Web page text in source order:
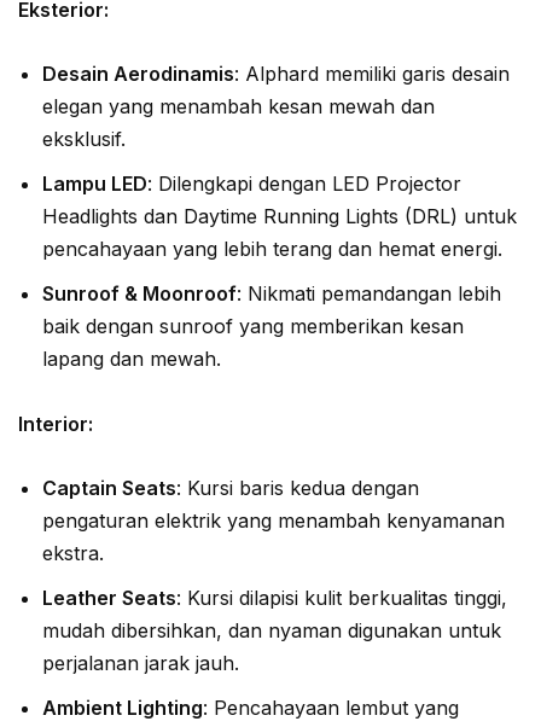
Eksterior:
Desain Aerodinamis: Alphard memiliki garis desain
elegan yang menambah kesan mewah dan
eksklusif.
Lampu LED: Dilengkapi dengan LED Projector
Headlights dan Daytime Running Lights (DRL) untuk
pencahayaan yang lebih terang dan hemat energi.
Sunroof & Moonroof: Nikmati pemandangan lebih
baik dengan sunroof yang memberikan kesan
lapang dan mewah.
Interior:
Captain Seats: Kursi baris kedua dengan
pengaturan elektrik yang menambah kenyamanan
ekstra.
Leather Seats: Kursi dilapisi kulit berkualitas tinggi,
mudah dibersihkan, dan nyaman digunakan untuk
perjalanan jarak jauh.
Ambient Lighting: Pencahayaan lembut yang